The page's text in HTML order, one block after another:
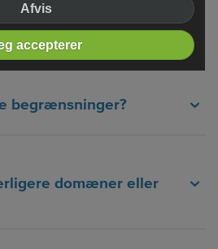
hjemmeside
begrænsninger?
domæner eller
Afvis
accepterer